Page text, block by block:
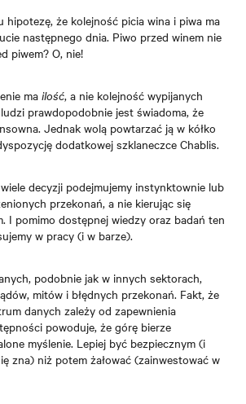
hipotezę, że kolejność picia wina i piwa ma
następnego dnia. Piwo przed winem nie
piwem? O, nie!
ma ilość, a nie kolejność wypijanych
prawdopodobnie jest świadoma, że
Jednak wolą powtarzać ją w kółko
dodatkowej szklaneczce Chablis.
decyzji podejmujemy instynktownie lub
przekonań, a nie kierując się
I pomimo dostępnej wiedzy oraz badań ten
w pracy (i w barze).
podobnie jak w innych sektorach,
mitów i błędnych przekonań. Fakt, że
danych zależy od zapewnienia
powoduje, że górę bierze
myślenie. Lepiej być bezpiecznym (i
zna) niż potem żałować (zainwestować w